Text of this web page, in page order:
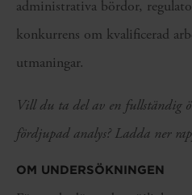
administrativa bördor,
konkurrens om kvalificerad
utmaningar.
Vill du ta del av en fullständig
fördjupad analys? Ladda ner
OM UNDERSÖKNINGEN